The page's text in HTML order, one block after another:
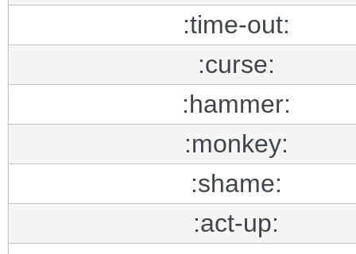
:time-out:
:curse:
:hammer:
:monkey:
:shame:
:act-up: